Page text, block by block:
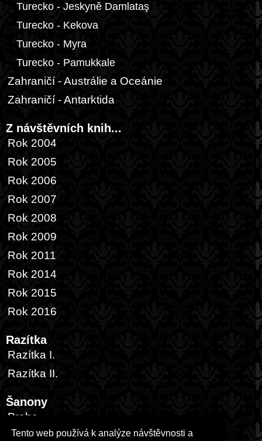
Tento web používá k analýze návštěvnosti a
Turecko - Jeskyně Damlataş
Turecko - Kekova
Turecko - Myra
Turecko - Pamukkale
Zahraničí - Austrálie a Oceánie
Zahraničí - Antarktida
Z návštěvních knih...
Rok 2004
Rok 2005
Rok 2006
Rok 2007
Rok 2008
Rok 2009
Rok 2011
Rok 2014
Rok 2015
Rok 2016
Razítka
Razítka I.
Razítka II.
Šanony
Praha
Česká republika